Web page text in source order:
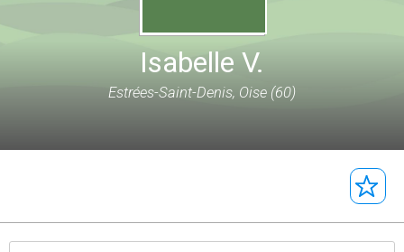
Isabelle V.
Estrées-Saint-Denis, Oise (60)